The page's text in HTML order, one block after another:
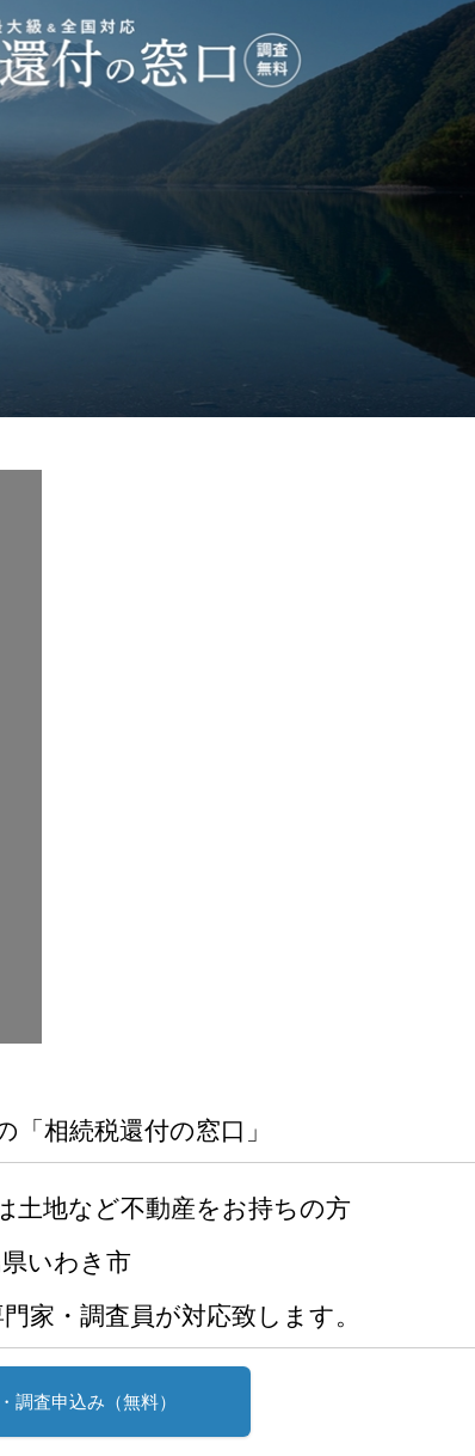
「相続税還付の窓口」
土地など不動産をお持ちの方
いわき市
家・調査員が対応致します。
調査申込み（無料）